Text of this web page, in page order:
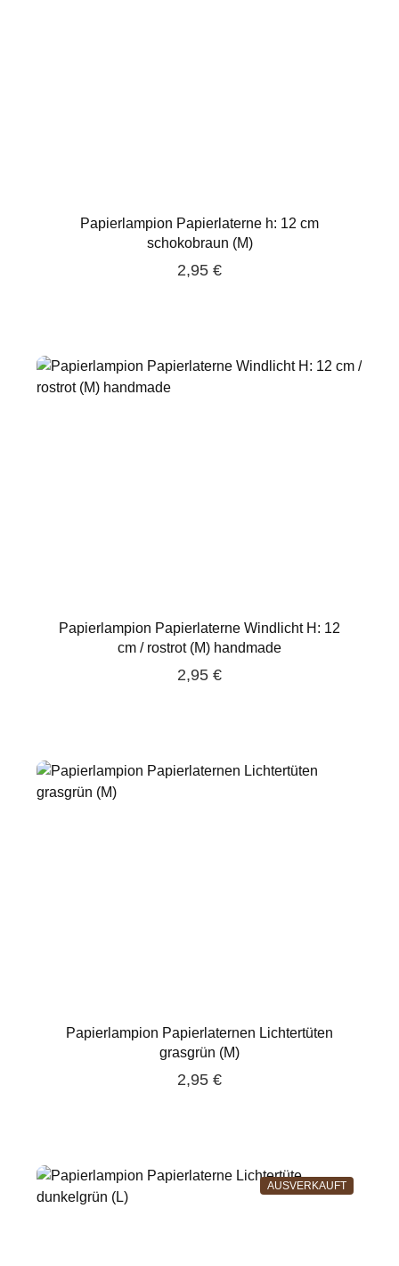
Papierlampion Papierlaterne h: 12 cm
schokobraun (M)
2,95 €
Papierlampion Papierlaterne Windlicht H: 12
cm / rostrot (M) handmade
2,95 €
Papierlampion Papierlaternen Lichtertüten
grasgrün (M)
2,95 €
AUSVERKAUFT